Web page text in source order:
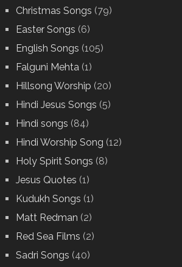
Christmas Songs (79)
Easter Songs (6)
English Songs (105)
Falguni Mehta(1)
Hillsong Worship (20)
Hindi Jesus Songs (5)
Hindi songs (84)
Hindi Worship Song (12)
Holy Spirit Songs (8)
Jesus Quotes (1)
Kudukh Songs (1)
Matt Redman (2)
Red Sea Films (2)
Sadri Songs (40)